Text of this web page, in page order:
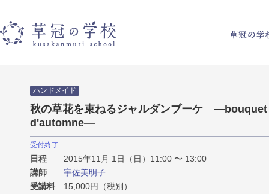
ハンドメイド
秋の草花を束ねるジャルダンブーケ
d'automne―
受付終了
日程
2015年11月 1日（日）11:00 〜 13:00
講師
宇佐美明子
受講料
15,000円（税別）